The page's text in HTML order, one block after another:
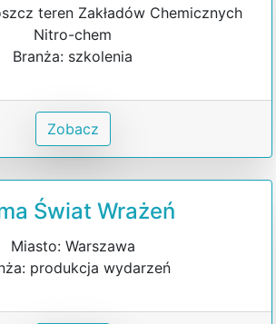
teren Zakładów Chemicznych
Nitro-chem
Branża: szkolenia
Zobacz
Świat Wrażeń
Miasto: Warszawa
produkcja wydarzeń